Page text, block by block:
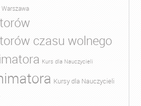
czasu wolnego
Kurs dla Nauczycieli
Kursy dla Nauczycieli